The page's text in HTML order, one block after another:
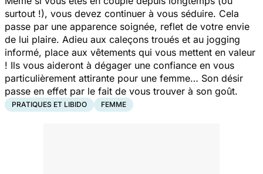
surtout !), vous devez continuer à vous séduire. Cela
passe par une apparence soignée, reflet de votre envie
de lui plaire. Adieu aux caleçons troués et au jogging
informé, place aux vêtements qui vous mettent en valeur
! Ils vous aideront à dégager une confiance en vous
particulièrement attirante pour une femme… Son désir
passe en effet par le fait de vous trouver à son goût.
PRATIQUES ET LIBIDO FEMME